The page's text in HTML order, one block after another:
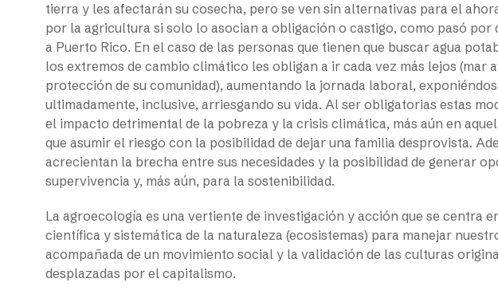
tierra y les afectarán su cosecha, pero se ven sin alternativas para el
por la agricultura si solo lo asocian a obligación o castigo, como pasó por
a Puerto Rico. En el caso de las personas que tienen que buscar agua
los extremos de cambio climático les obligan a ir cada vez más lejos (mar
protección de su comunidad), aumentando la jornada laboral,
ultimadamente, inclusive, arriesgando su vida. Al ser obligatorias estas
el impacto detrimental de la pobreza y la crisis climática, más aún en
que asumir el riesgo con la posibilidad de dejar una familia desprovista.
acrecientan la brecha entre sus necesidades y la posibilidad de generar
supervivencia y, más aún, para la sostenibilidad.
La agroecología es una vertiente de investigación y acción que se centra
científica y sistemática de la naturaleza (ecosistemas) para manejar
acompañada de un movimiento social y la validación de las culturas
desplazadas por el capitalismo.